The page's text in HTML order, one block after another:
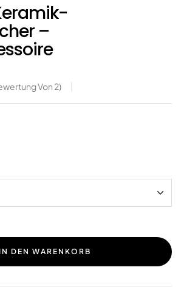
–
Von 2)
IN DEN WARENKORB